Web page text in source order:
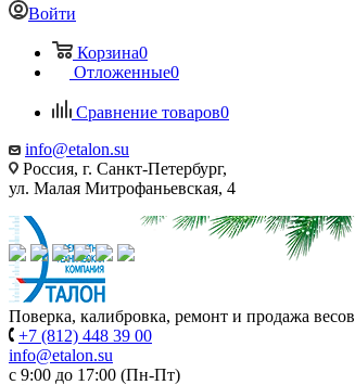
Войти
Корзина0
Отложенные0
Сравнение товаров0
info@etalon.su
Россия, г. Санкт-Петербург,
ул. Малая Митрофаньевская, 4
Поверка, калибровка, ремонт и продажа весов
+7 (812) 448 39 00
info@etalon.su
c 9:00 до 17:00 (Пн-Пт)